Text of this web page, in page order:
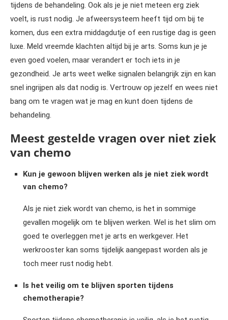
tijdens de behandeling. Ook als je je niet meteen erg ziek
voelt, is rust nodig. Je afweersysteem heeft tijd om bij te
komen, dus een extra middagdutje of een rustige dag is geen
luxe. Meld vreemde klachten altijd bij je arts. Soms kun je je
even goed voelen, maar verandert er toch iets in je
gezondheid. Je arts weet welke signalen belangrijk zijn en kan
snel ingrijpen als dat nodig is. Vertrouw op jezelf en wees niet
bang om te vragen wat je mag en kunt doen tijdens de
behandeling.
Meest gestelde vragen over niet ziek
van chemo
Kun je gewoon blijven werken als je niet ziek wordt
van chemo?
Als je niet ziek wordt van chemo, is het in sommige
gevallen mogelijk om te blijven werken. Wel is het slim om
goed te overleggen met je arts en werkgever. Het
werkrooster kan soms tijdelijk aangepast worden als je
toch meer rust nodig hebt.
Is het veilig om te blijven sporten tijdens
chemotherapie?